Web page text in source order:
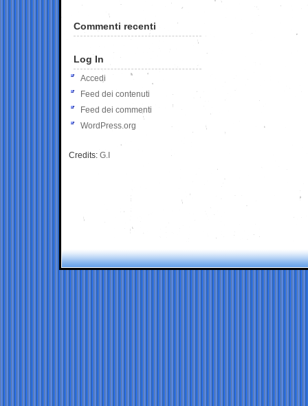
Commenti recenti
Log In
Accedi
Feed dei contenuti
Feed dei commenti
WordPress.org
Credits: G.I